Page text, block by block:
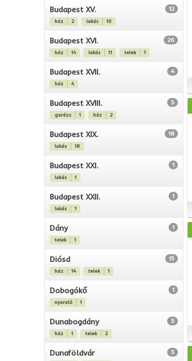
Budapest XV. 12
ház 2 lakás 10
Budapest XVI. 26
ház 14 lakás 11 telek 1
Budapest XVII. 4
ház 4
Budapest XVIII. 3
garázs 1 ház 2
Budapest XIX. 18
lakás 18
Budapest XXI. 1
lakás 1
Budapest XXII. 1
lakás 1
Dány 1
telek 1
Diósd 15
ház 14 telek 1
Dobogókő 1
nyaraló 1
Dunabogdány 3
ház 1 telek 2
Dunaföldvár 3